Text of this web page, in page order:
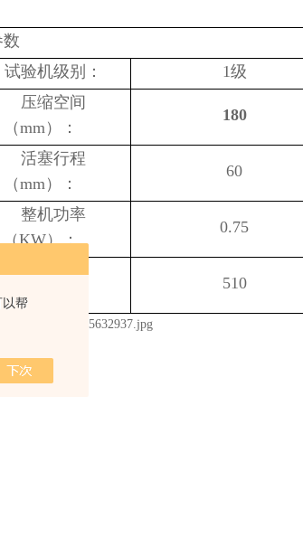
以帮
试验机级别： 1级
压缩空间
（mm）：
180
活塞行程
（mm）：
60
整机功率
（KW）：
0.75
整机重量
（kg）：
510